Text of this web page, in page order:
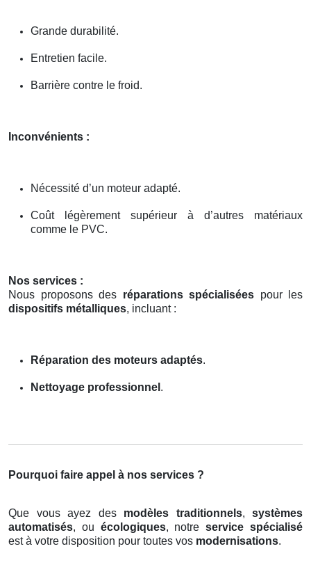
Grande durabilité.
Entretien facile.
Barrière contre le froid.
Inconvénients :
Nécessité d’un moteur adapté.
Coût légèrement supérieur à d’autres matériaux
comme le PVC.
Nos services :
Nous proposons des réparations spécialisées pour les
dispositifs métalliques, incluant :
Réparation des moteurs adaptés.
Nettoyage professionnel .
Pourquoi faire appel à nos services ?
Que vous ayez des modèles traditionnels, systèmes
automatisés, ou écologiques, notreservice spécialisé
est à votre disposition pour toutes vos modernisations.